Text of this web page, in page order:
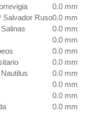
0.0 mm
Salvador Ruso0.0 mm
0.0 mm
0.0 mm
0.0 mm
0.0 mm
0.0 mm
0.0 mm
0.0 mm
0.0 mm